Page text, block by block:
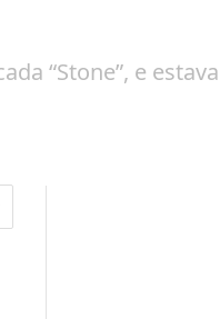
“Stone”, e estava